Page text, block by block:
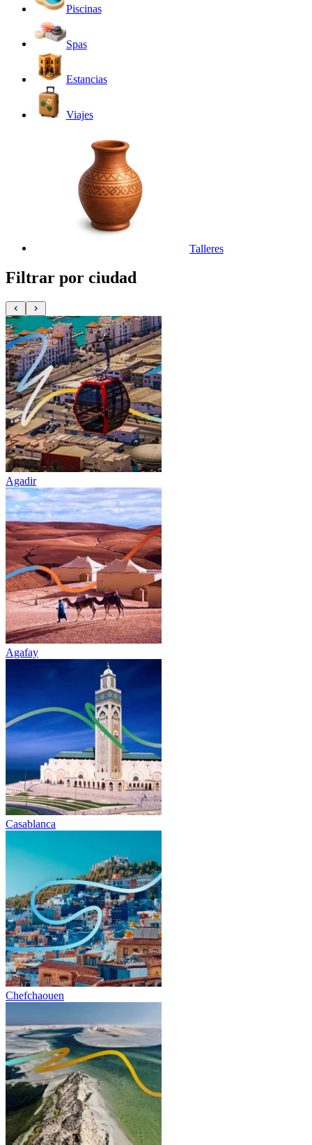
Piscinas
Spas
Estancias
Viajes
Talleres
Filtrar por ciudad
Agadir
Agafay
Casablanca
Chefchaouen